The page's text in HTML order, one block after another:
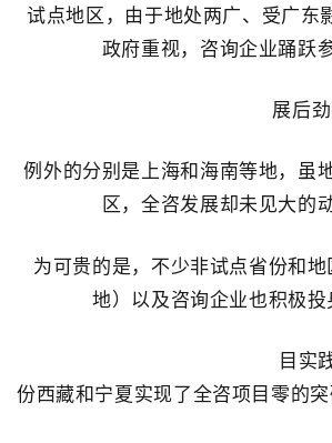
试点地区，由于地处两广、受广东
政府重视，咨询企业踊跃
展后劲不错
例外的分别是上海和海南等地，虽
区，全咨发展却未见大的
为可贵的是，不少非试点省份和
地）以及咨询企业也积极投
目实践；2020
份西藏和宁夏实现了全咨项目零的突